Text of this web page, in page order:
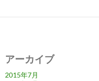
シ
ン
アーカイブ
2015年7月